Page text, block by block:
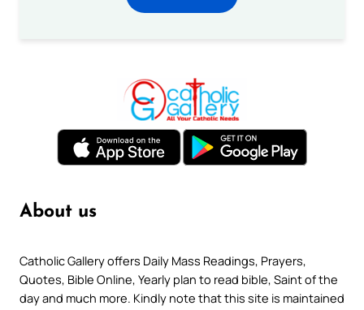
About us
Catholic Gallery offers Daily Mass Readings, Prayers,
Quotes, Bible Online, Yearly plan to read bible, Saint of the
day and much more. Kindly note that this site is maintained